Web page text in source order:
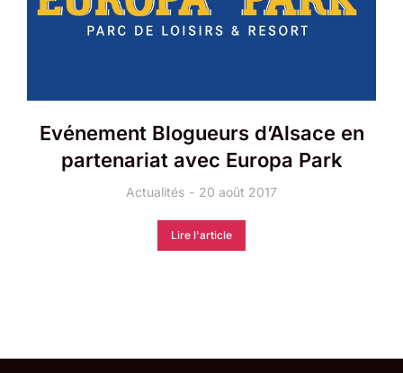
Evénement Blogueurs d’Alsace en
partenariat avec Europa Park
Actualités 20 août 2017
Lire l'article